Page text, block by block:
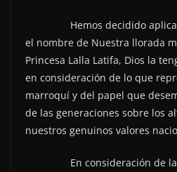
Hemos decidido aplicar
el nombre de Nuestra llorada
Princesa Lalla Latifa, Dios la
en consideración de lo que
marroquí y del papel que
de las generaciones sobre los
nuestros genuinos valores
En consideración de la